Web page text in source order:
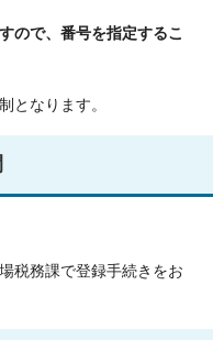
ので、番号を指定するこ
となります。
税務課で登録手続きをお